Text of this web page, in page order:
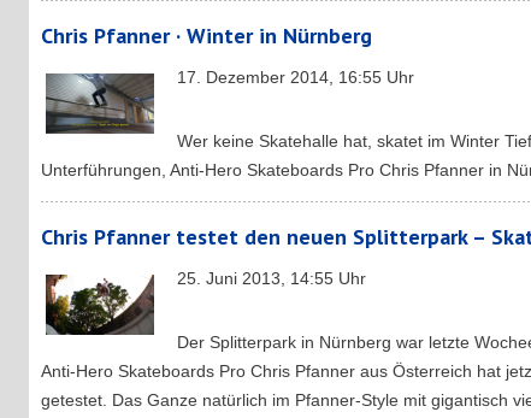
Chris Pfanner · Winter in Nürnberg
17. Dezember 2014, 16:55 Uhr
Wer keine Skatehalle hat, skatet im Winter
Unterführungen, Anti-Hero Skateboards Pro Chris Pfanner in
Chris Pfanner testet den neuen Splitterpark –
25. Juni 2013, 14:55 Uhr
Der Splitterpark in Nürnberg war letzte
Anti-Hero Skateboards Pro Chris Pfanner aus Österreich hat
getestet. Das Ganze natürlich im Pfanner-Style mit gigantisch